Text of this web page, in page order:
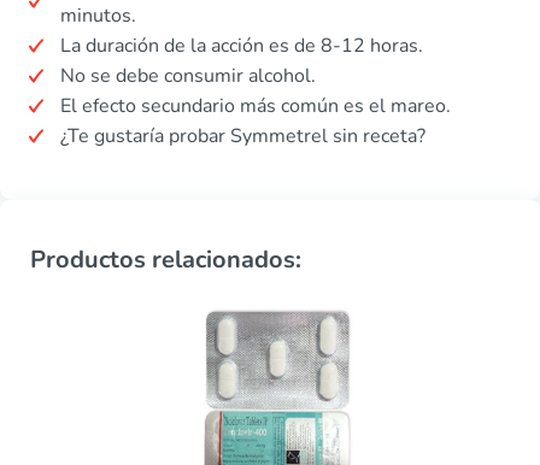
minutos.
La duración de la acción es de 8-12 horas.
No se debe consumir alcohol.
El efecto secundario más común es el mareo.
¿Te gustaría probar Symmetrel sin receta?
Productos relacionados: